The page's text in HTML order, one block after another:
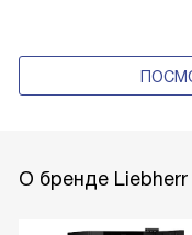
О бренде Liebherr